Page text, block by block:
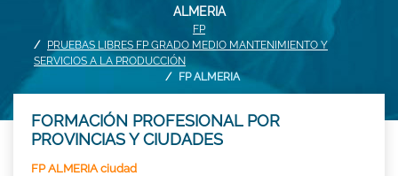
ALMERIA
FP
PRUEBAS LIBRES FP GRADO MEDIO MANTENIMIENTO Y
SERVICIOS A LA PRODUCCIÓN
FP ALMERIA
FORMACIÓN PROFESIONAL POR
PROVINCIAS Y CIUDADES
FP ALMERIA ciudad